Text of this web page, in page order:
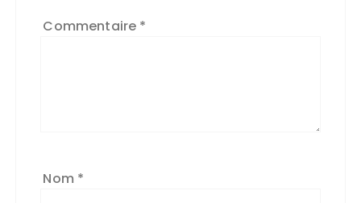
Commentaire *
Nom *